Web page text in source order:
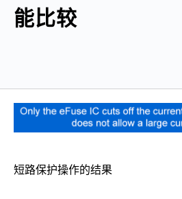
能比较
短路保护操作的结果